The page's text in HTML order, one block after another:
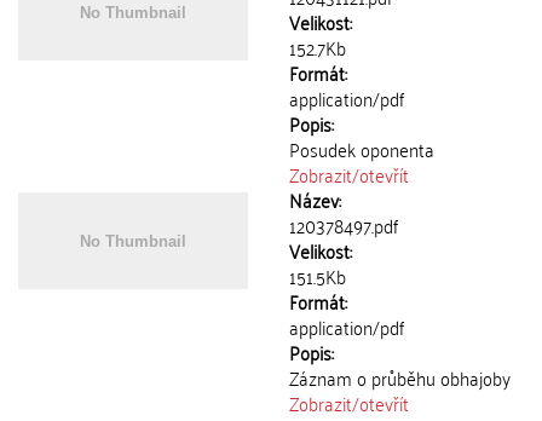
Velikost:
152.7Kb
Formát:
application/pdf
Popis:
Posudek oponenta
Zobrazit/otevřít
Název:
120378497.pdf
Velikost:
151.5Kb
Formát:
application/pdf
Popis:
Záznam o průběhu obhajoby
Zobrazit/otevřít